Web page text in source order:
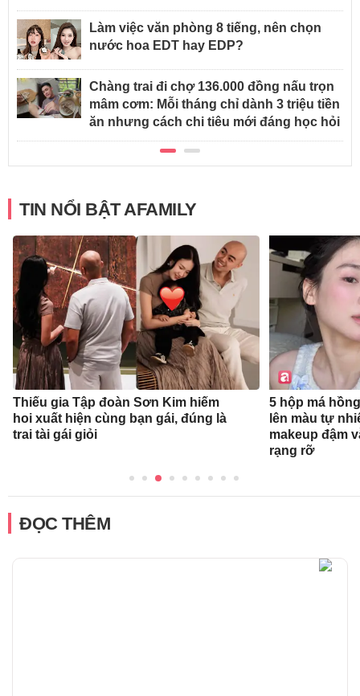
Làm việc văn phòng 8 tiếng, nên chọn
nước hoa EDT hay EDP?
Chàng trai đi chợ 136.000 đồng nấu trọn
mâm cơm: Mỗi tháng chỉ dành 3 triệu tiền
ăn nhưng cách chi tiêu mới đáng học hỏi
TIN NỔI BẬT AFAMILY
Thiếu gia Tập đoàn Sơn Kim hiếm
hoi xuất hiện cùng bạn gái, đúng là
trai tài gái giỏi
5 hộp má
lên màu tự
makeup đậm
rạng rỡ
ĐỌC THÊM